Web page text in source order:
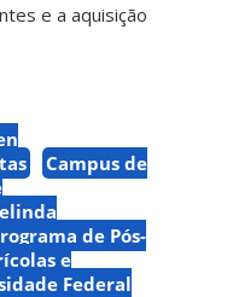
e a aquisição
Campus de
de Pós-
e
Federal